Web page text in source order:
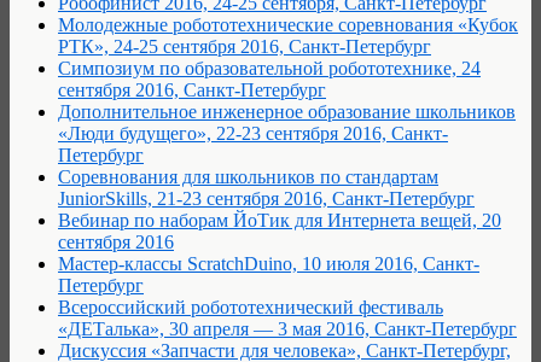
Молодежные робототехнические соревнования «Кубок
РТК», 24-25 сентября 2016, Санкт-Петербург
Симпозиум по образовательной робототехнике, 24
сентября 2016, Санкт-Петербург
Дополнительное инженерное образование школьников
«Люди будущего», 22-23 сентября 2016, Санкт-
Петербург
Соревнования для школьников по стандартам
JuniorSkills, 21-23 сентября 2016, Санкт-Петербург
Вебинар по наборам ЙоТик для Интернета вещей, 20
сентября 2016
Мастер-классы ScratchDuino, 10 июля 2016, Санкт-
Петербург
Всероссийский робототехнический фестиваль
«ДЕТалька», 30 апреля — 3 мая 2016, Санкт-Петербург
Дискуссия «Запчасти для человека», Санкт-Петербург,